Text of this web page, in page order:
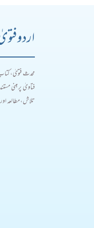
اردو
محدث فتویٰ،
فتاویٰ پر مبنی
تلاش، مطالعہ